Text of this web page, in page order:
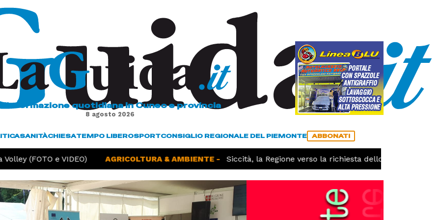
L'informazione quotidiana in Cuneo e provincia
8 agosto 2026
SANITÀCHIESATEMPO LIBEROSPORTCONSIGLIO REGIONALE DEL PIEMONTE ABBONATI
(FOTO e VIDEO) AGRICOLTURA & AMBIENTE - Siccità, la Regione verso la richiesta dello stato di